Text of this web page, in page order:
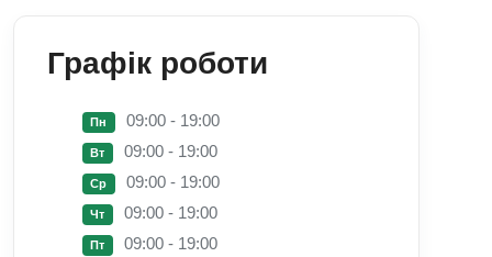
Графік роботи
Пн 09:00 - 19:00
Вт 09:00 - 19:00
Ср 09:00 - 19:00
Чт 09:00 - 19:00
Пт 09:00 - 19:00